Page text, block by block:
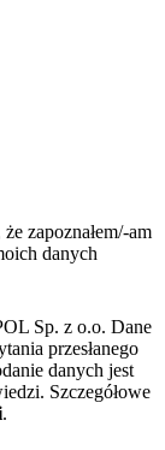
zapoznałem/-am
danych
Sp. z o.o. Dane
przesłanego
danych jest
Szczegółowe
.